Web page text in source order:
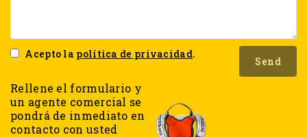
Acepto la política de privacidad.
Rellene el formulario y
un agente comercial se
pondrá de inmediato en
contacto con usted